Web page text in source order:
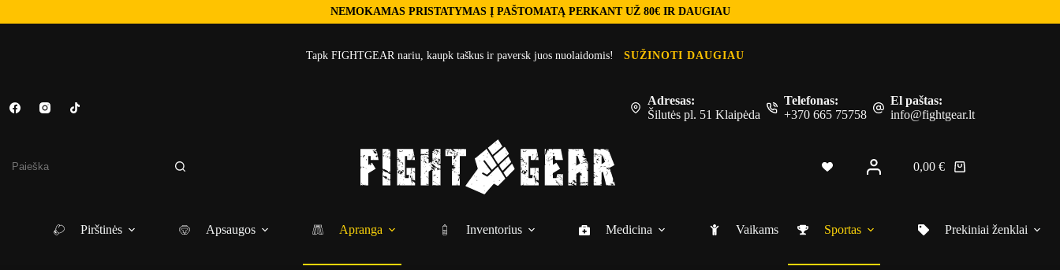
NEMOKAMAS PRISTATYMAS Į PAŠTOMATĄ PERKANT UŽ 80€ IR DAUGIAU
Tapk FIGHTGEAR nariu, kaupk taškus ir paversk juos nuolaidomis! SUŽINOTI DAUGIAU
Adresas:
Šilutės pl. 51 Klaipėda
Telefonas:
+370 665 75758
El paštas:
info@fightgear.lt
Shopping
0,00€
Pirštinės Apsaugos Apranga Inventorius Medicina Vaikams Sportas Prekiniai ženklai